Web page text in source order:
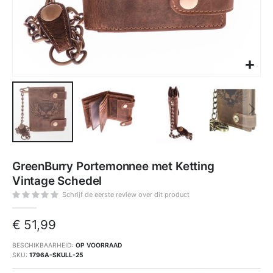
het
begin
van
de
afbeeldingen-
gallerij
GreenBurry Portemonnee met Ketting
Vintage Schedel
Schrijf de eerste review over dit product
€ 51,99
BESCHIKBAARHEID: OP VOORRAAD
SKU 1796A-SKULL-25